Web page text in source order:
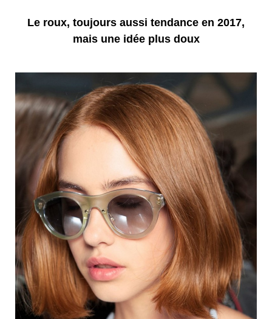
Le roux, toujours aussi tendance en 2017,
mais une idée plus doux